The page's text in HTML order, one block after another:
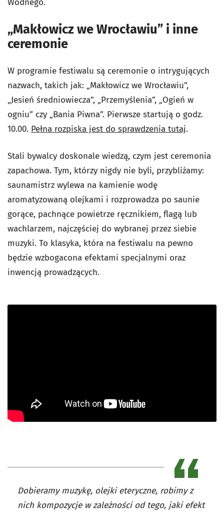
„Makłowicz we Wrocławiu” i inne
ceremonie
W programie festiwalu są ceremonie o intrygujących
nazwach, takich jak: „Makłowicz we Wrocławiu”,
„Jesień średniowiecza”, „Przemyślenia”, „Ogień w
ogniu” czy „Bania Piwna”. Pierwsze startują o godz.
10.00. Pełna rozpiska jest do sprawdzenia tutaj.
Stali bywalcy doskonale wiedzą, czym jest ceremonia
zapachowa. Tym, którzy nigdy nie byli, przybliżamy:
saunamistrz wylewa na kamienie wodę
aromatyzowaną olejkami i rozprowadza po saunie
gorące, pachnące powietrze ręcznikiem, flagą lub
wachlarzem, najczęściej do wybranej przez siebie
muzyki. To klasyka, która na festiwalu na pewno
będzie wzbogacona efektami specjalnymi oraz
inwencją prowadzących.
Dobieramy muzykę, olejki eteryczne, robimy z
nich kompozycje w zależności od tego, jaki efekt